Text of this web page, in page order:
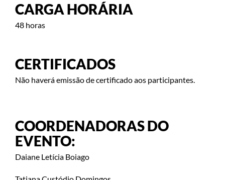
CARGA HORÁRIA
48 horas
CERTIFICADOS
Não haverá emissão de certificado aos participantes.
COORDENADORAS DO
EVENTO:
Daiane Letícia Boiago